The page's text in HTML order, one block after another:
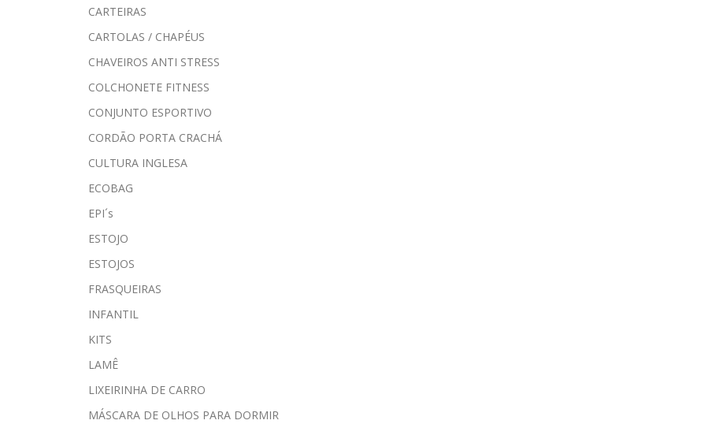
CARTEIRAS
CARTOLAS / CHAPÉUS
CHAVEIROS ANTI STRESS
COLCHONETE FITNESS
CONJUNTO ESPORTIVO
CORDÃO PORTA CRACHÁ
CULTURA INGLESA
ECOBAG
EPI´s
ESTOJO
ESTOJOS
FRASQUEIRAS
INFANTIL
KITS
LAMÊ
LIXEIRINHA DE CARRO
MÁSCARA DE OLHOS PARA DORMIR